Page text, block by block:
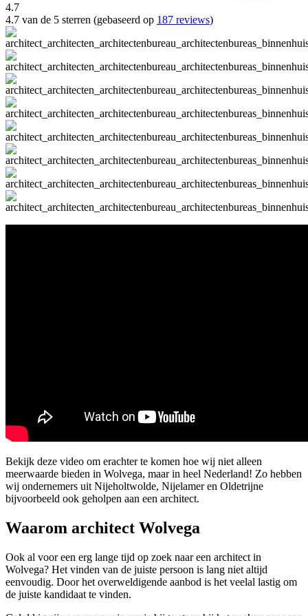
4.7
4.7 van de 5 sterren (gebaseerd op 187 reviews)
Bekijk deze video om erachter te komen hoe wij niet alleen
meerwaarde bieden in Wolvega, maar in heel Nederland! Zo hebben
wij ondernemers uit Nijeholtwolde, Nijelamer en Oldetrijne
bijvoorbeeld ook geholpen aan een architect.
Waarom architect Wolvega
Ook al voor een erg lange tijd op zoek naar een architect in
Wolvega? Het vinden van de juiste persoon is lang niet altijd
eenvoudig. Door het overweldigende aanbod is het veelal lastig om
de juiste kandidaat te vinden.